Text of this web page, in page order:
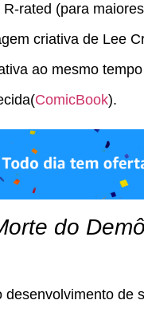
rated (para
criativa de Lee
ao mesmo
ComicBook).
do
desenvolvimento de